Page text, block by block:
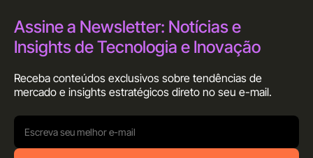
Assine a Newsletter: Notícias e
Insights de Tecnologia e Inovação
Receba conteúdos exclusivos sobre tendências de
mercado e insights estratégicos direto no seu e-mail.